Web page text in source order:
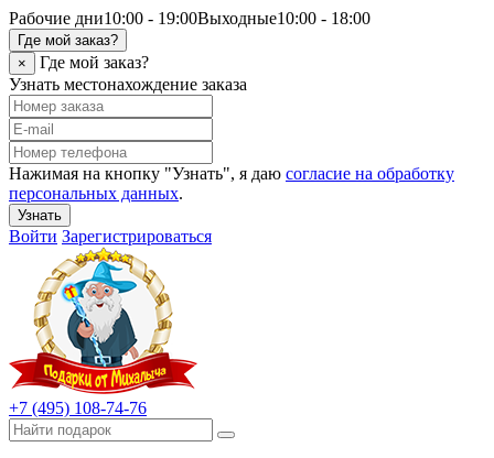
Рабочие дни10:00 - 19:00Выходные10:00 - 18:00
Где мой заказ?
×
Где мой заказ?
Узнать местонахождение заказа
Нажимая на кнопку "Узнать", я даю согласие на обработку
персональных данных.
Узнать
Войти Зарегистрироваться
+7 (495) 108-74-76